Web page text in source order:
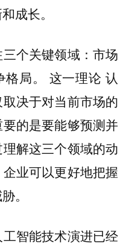
成长。
个关键领域：市场
格局。 这一理论 认
决于对当前市场的
的是要能够预测并
解这三个领域的动
业可以更好地把握
。
智能技术演进已经